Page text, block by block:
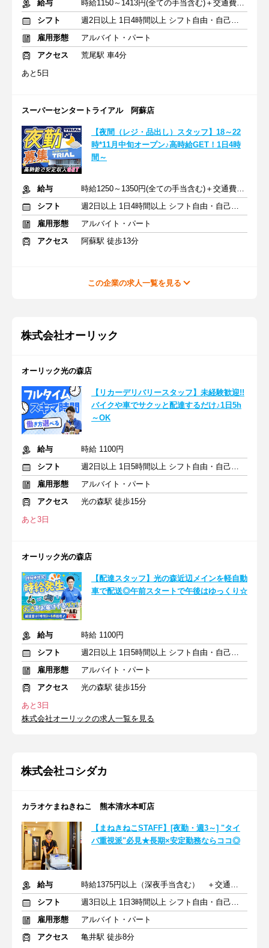
給与
時給1150～1413円(全ての手当含む)＋交通費(月3万円まで)
シフト
週2日以上 1日4時間以上 シフト自由・自己申告
雇用形態
アルバイト・パート
アクセス
荒尾駅 車4分
あと5日
スーパーセンタートライアル 阿蘇店
【夜間（レジ・品出し）スタッフ】18～22
時*11月中旬オープン♪高時給GET！1日4時
間～
給与
時給1250～1350円(全ての手当含む)＋交通費(月3万円まで)
シフト
週2日以上 1日4時間以上 シフト自由・自己申告
雇用形態
アルバイト・パート
アクセス
阿蘇駅 徒歩13分
この企業の求人一覧を見る
株式会社オーリック
オーリック光の森店
【リカーデリバリースタッフ】未経験歓迎!!
バイクや車でサクッと配達するだけ♪1日5h
～OK
給与
時給 1100円
シフト
週2日以上 1日5時間以上 シフト自由・自己申告
雇用形態
アルバイト・パート
アクセス
光の森駅 徒歩15分
あと3日
オーリック光の森店
【配達スタッフ】光の森近辺メインを軽自動
車で配送◎午前スタートで午後はゆっくり☆
給与
時給 1100円
シフト
週2日以上 1日5時間以上 シフト自由・自己申告
雇用形態
アルバイト・パート
アクセス
光の森駅 徒歩15分
あと3日
株式会社オーリックの求人一覧を見る
株式会社コシダカ
カラオケまねきねこ 熊本清水本町店
【まねきねこSTAFF】[夜勤・週3～] "タイ
パ重視派"必見★長期×安定勤務ならココ◎
給与
時給1375円以上（深夜手当含む） ＋交通費支給
シフト
週3日以上 1日3時間以上 シフト自由・自己申告
雇用形態
アルバイト・パート
アクセス
亀井駅 徒歩8分